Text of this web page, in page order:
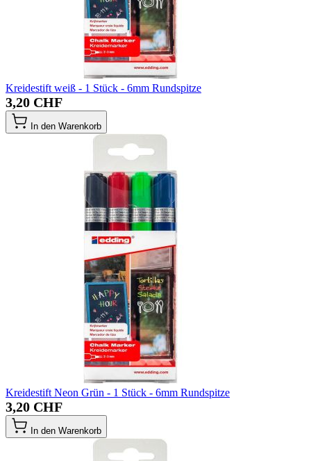
Kreidestift weiß - 1 Stück - 6mm Rundspitze
3,20 CHF
In den Warenkorb
Kreidestift Neon Grün - 1 Stück - 6mm Rundspitze
3,20 CHF
In den Warenkorb